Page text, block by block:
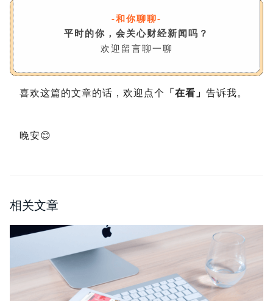
-和你聊聊-
平时的你，会关心财经新闻吗？
欢迎留言聊一聊
喜欢这篇的文章的话，欢迎点个 「在看」 告诉我。
晚安😊
相关文章